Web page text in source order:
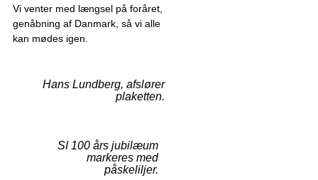
Vi venter med længsel på foråret,
genåbning af Danmark, så vi alle
kan mødes igen.
Hans Lundberg, afslører
plaketten.
SI 100 års jubilæum
markeres med
påskeliljer.